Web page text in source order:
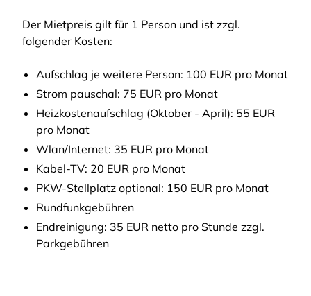
Der Mietpreis gilt für 1 Person und ist zzgl.
folgender Kosten:
Aufschlag je weitere Person: 100 EUR pro Monat
Strom pauschal: 75 EUR pro Monat
Heizkostenaufschlag (Oktober - April): 55 EUR
pro Monat
Wlan/Internet: 35 EUR pro Monat
Kabel-TV: 20 EUR pro Monat
PKW-Stellplatz optional: 150 EUR pro Monat
Rundfunkgebühren
Endreinigung: 35 EUR netto pro Stunde zzgl.
Parkgebühren